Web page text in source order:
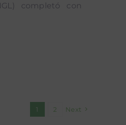
completó con
1 2 Next